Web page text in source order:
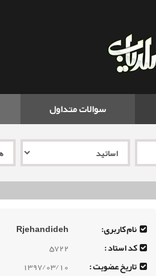
سوالات متداول
نام کاربری:
Rjehandideh
کد استاد :
5722
تاریخ عضویت :
1397/03/10